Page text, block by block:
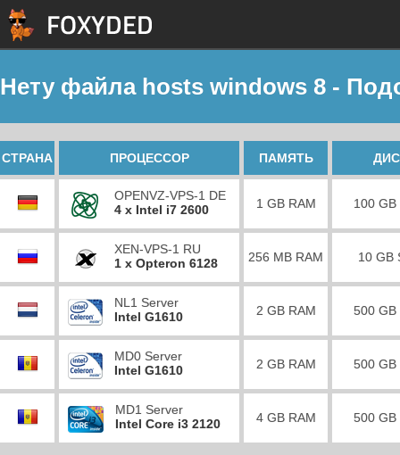
Нету файла hosts windows 8 -
СТРАНА ПРОЦЕССОР ПАМЯТЬ
OPENVZ-VPS-1 DE
4 x Intel i7 2600
1 GB RAM 100 GB
XEN-VPS-1 RU
1 x Opteron 6128
256 MB RAM 10 GB
NL1 Server
Intel G1610
2 GB RAM 500 GB
MD0 Server
Intel G1610
2 GB RAM 500 GB
MD1 Server
Intel Core i3 2120
4 GB RAM 500 GB